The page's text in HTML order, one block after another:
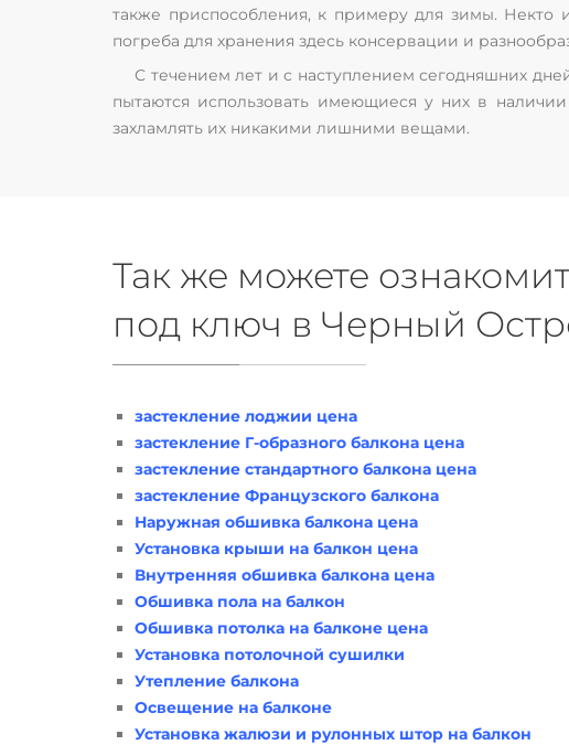
также приспособления, к примеру для зимы. Некто
погреба для хранения здесь консервации и
С течением лет и с наступлением сегодняшних
пытаются использовать имеющиеся у них в
захламлять их никакими лишними вещами.
Так же можете
под ключ в Черный
застекление лоджии цена
застекление Г-образного балкона цена
застекление стандартного балкона цена
застекление Французского балкона
Наружная обшивка балкона цена
Установка крыши на балкон цена
Внутренняя обшивка балкона цена
Обшивка пола на балкон
Обшивка потолка на балконе цена
Установка потолочной сушилки
Утепление балкона
Освещение на балконе
Установка жалюзи и рулонных штор на балкон